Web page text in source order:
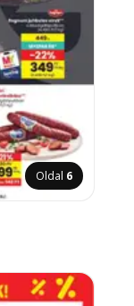
Oldal 6